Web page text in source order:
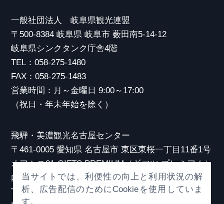
一般社団法人 岐阜県観光連盟
〒500-8384 岐阜県 岐阜市 薮田南5-14-12
岐阜県シンクタンク庁舎4階
TEL：058-275-1480
FAX：058-275-1483
営業時間：月～金曜日 9:00～17:00
（祝日・年末年始を除く）
飛騨・美濃観光名古屋センター
〒461-0005 愛知県 名古屋市 東区東桜一丁目11番1号
オアシス21 GIFTS PREMIUM（ギフツ プレミアム）
内
TEL：052-253-6185
当サイトでは、利便性の向上と利用状況の解
析、広告配信のためにCookieを使用していま
す。